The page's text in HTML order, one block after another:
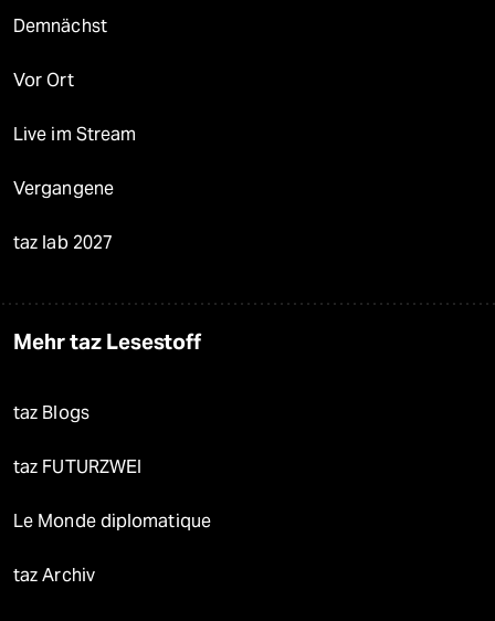
Demnächst
Vor Ort
Live im Stream
Vergangene
taz lab 2027
Mehr taz Lesestoff
taz Blogs
taz FUTURZWEI
Le Monde diplomatique
taz Archiv